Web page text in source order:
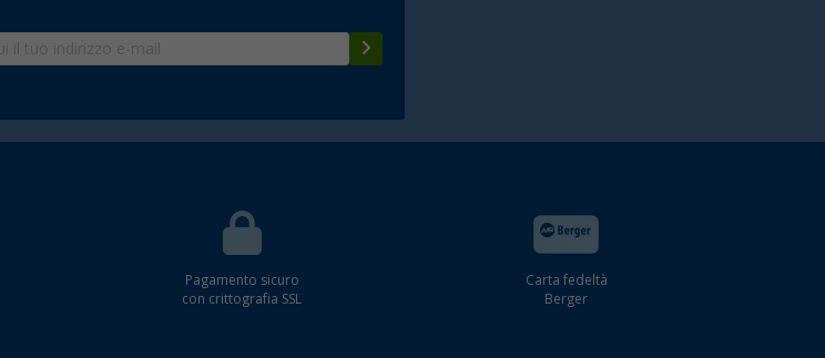
Pagamento sicuro
con crittografia SSL
Carta fedeltà
Berger